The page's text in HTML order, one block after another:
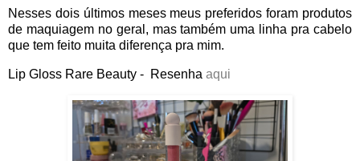
Nesses dois últimos meses meus preferidos foram produtos
de maquiagem no geral, mas também uma linha pra cabelo
que tem feito muita diferença pra mim.
Lip Gloss Rare Beauty - Resenha aqui